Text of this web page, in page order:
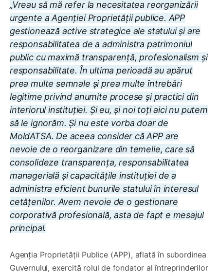
„Vreau să mă refer la necesitatea reorganizării
urgente a Agenției Proprietății publice. APP
gestionează active strategice ale statului și are
responsabilitatea de a administra patrimoniul
public cu maximă transparență, profesionalism și
responsabilitate. În ultima perioadă au apărut
prea multe semnale și prea multe întrebări
legitime privind anumite procese și practici din
interiorul instituției. Și eu, și noi toți aici nu putem
să le ignorăm. Și nu este vorba doar de
MoldATSA. De aceea consider că APP are
nevoie de o reorganizare din temelie, care să
consolideze transparența, responsabilitatea
managerială și capacitățile instituției de a
administra eficient bunurile statului în interesul
cetățenilor. Avem nevoie de o gestionare
corporativă profesională, asta de fapt e mesajul
principal.
Agenția Proprietății Publice (APP), aflată în subordinea
Guvernului, exercită rolul de fondator al întreprinderilor